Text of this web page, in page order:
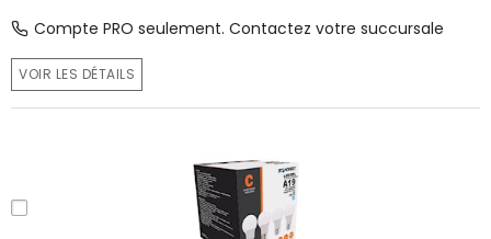
Compte PRO seulement. Contactez votre succursale
VOIR LES DÉTAILS